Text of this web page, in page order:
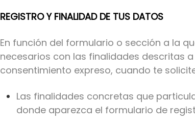
REGISTRO Y FINALIDAD DE TUS DATOS
En función del formulario o sección a la
necesarios con las finalidades descritas
consentimiento expreso, cuando te
Las finalidades concretas que
donde aparezca el formulario de